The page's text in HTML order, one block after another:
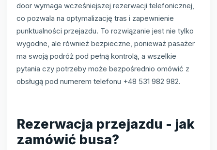
door wymaga wcześniejszej rezerwacji telefonicznej,
co pozwala na optymalizację tras i zapewnienie
punktualności przejazdu. To rozwiązanie jest nie tylko
wygodne, ale również bezpieczne, ponieważ pasażer
ma swoją podróż pod pełną kontrolą, a wszelkie
pytania czy potrzeby może bezpośrednio omówić z
obsługą pod numerem telefonu +48 531 982 982.
Rezerwacja przejazdu - jak
zamówić busa?